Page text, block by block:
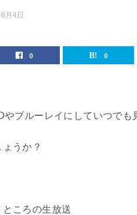
月4日
0 0
やブルーレイにしていつで
うか？
ところの生放送